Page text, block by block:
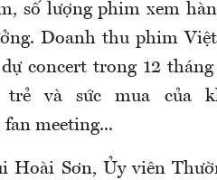
số lượng phim xem
Doanh thu phim
concert trong 12
và sức mua của
fan meeting...
Hoài Sơn, Ủy viên